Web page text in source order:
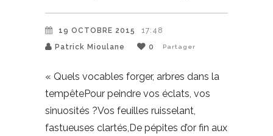
19 OCTOBRE 2015
17:48
Patrick Mioulane
0 Partager
« Quels vocables forger, arbres dans la
tempêtePour peindre vos éclats, vos
sinuosités ?Vos feuilles ruisselant,
fastueuses clartés,De pépites d’or fin aux